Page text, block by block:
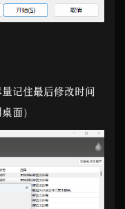
记住最后修改时间
面）